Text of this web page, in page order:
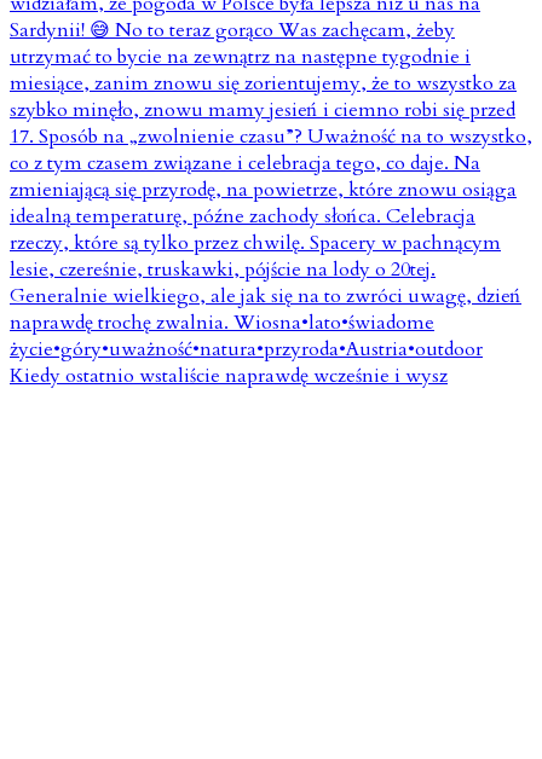
Kiedy ostatnio wstaliście naprawdę wcześnie i wysz